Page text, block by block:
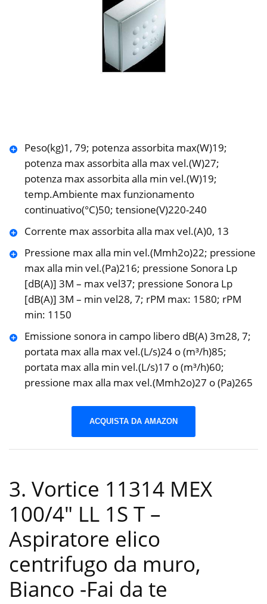
Peso(kg)1, 79; potenza assorbita max(W)19;
potenza max assorbita alla max vel.(W)27;
potenza max assorbita alla min vel.(W)19;
temp.Ambiente max funzionamento
continuativo(°C)50; tensione(V)220-240
Corrente max assorbita alla max vel.(A)0, 13
Pressione max alla min vel.(Mmh2o)22; pressione
max alla min vel.(Pa)216; pressione Sonora Lp
[dB(A)] 3M – max vel37; pressione Sonora Lp
[dB(A)] 3M – min vel28, 7; rPM max: 1580; rPM
min: 1150
Emissione sonora in campo libero dB(A) 3m28, 7;
portata max alla max vel.(L/s)24 o (m³/h)85;
portata max alla min vel.(L/s)17 o (m³/h)60;
pressione max alla max vel.(Mmh2o)27 o (Pa)265
ACQUISTA DA AMAZON
3. Vortice 11314 MEX
100/4″ LL 1S T –
Aspiratore elico
centrifugo da muro,
Bianco -Fai da te